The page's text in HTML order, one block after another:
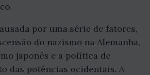
por uma série de fatores,
do nazismo na Alemanha,
japonês e a política de
das potências ocidentais. A